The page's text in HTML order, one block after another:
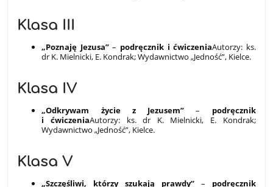
Klasa III
„Poznaję Jezusa”– podręcznik i ćwiczeniaAutorzy: ks.
dr K. Mielnicki, E. Kondrak; Wydawnictwo „Jedność”, Kielce.
Klasa IV
„Odkrywam życie z Jezusem” – podręcznik
i ćwiczeniaAutorzy: ks. dr K. Mielnicki, E. Kondrak;
Wydawnictwo „Jedność”, Kielce.
Klasa V
„Szczęśliwi, którzy szukają prawdy”– podręcznik